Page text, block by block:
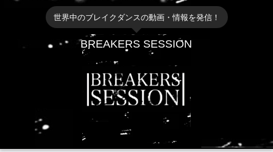
世界中のブレイクダンスの動画・情報を発信！
BREAKERS SESSION